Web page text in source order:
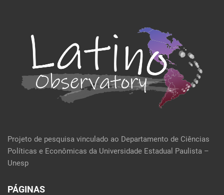
Projeto de pesquisa vinculado ao Departamento de Ciências
Políticas e Econômicas da Universidade Estadual Paulista –
Unesp
PÁGINAS